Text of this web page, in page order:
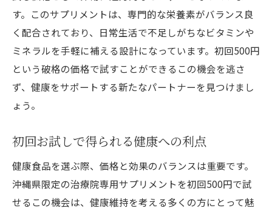
す。このサプリメントは、専門的な栄養素がバランス良
く配合されており、日常生活で不足しがちなビタミンや
ミネラルを手軽に補える設計になっています。初回500円
という破格の価格で試すことができるこの機会を逃さ
ず、健康をサポートする新たなパートナーを見つけまし
ょう。
初回お試しで得られる健康への利点
健康食品を選ぶ際、価格と効果のバランスは重要です。
沖縄県限定の治療院専用サプリメントを初回500円で試
せるこの機会は、健康維持を考える多くの方にとって魅